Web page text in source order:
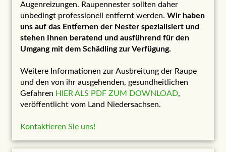
Augenreizungen. Raupennester sollten daher
unbedingt professionell entfernt werden. Wir haben
uns auf das Entfernen der Nester spezialisiert und
stehen Ihnen beratend und ausführend für den
Umgang mit dem Schädling zur Verfügung.
Weitere Informationen zur Ausbreitung der Raupe
und den von ihr ausgehenden, gesundheitlichen
Gefahren HIER ALS PDF ZUM DOWNLOAD,
veröffentlicht vom Land Niedersachsen.
Kontaktieren Sie uns!